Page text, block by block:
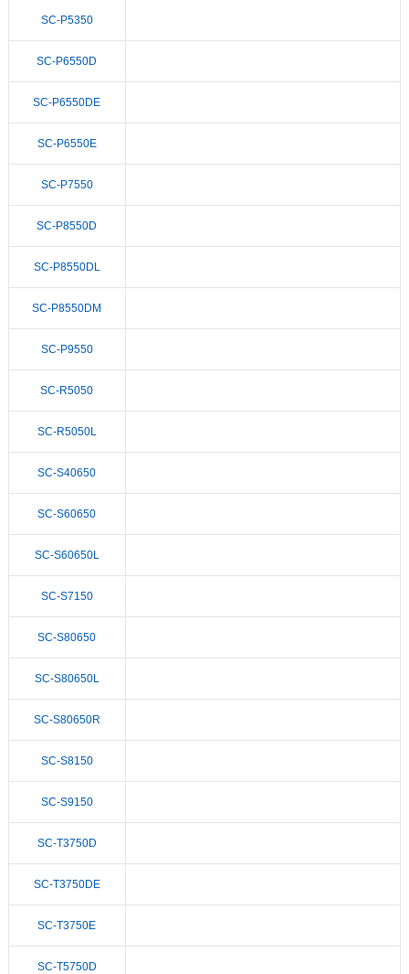
SC-P5350
SC-P6550D
SC-P6550DE
SC-P6550E
SC-P7550
SC-P8550D
SC-P8550DL
SC-P8550DM
SC-P9550
SC-R5050
SC-R5050L
SC-S40650
SC-S60650
SC-S60650L
SC-S7150
SC-S80650
SC-S80650L
SC-S80650R
SC-S8150
SC-S9150
SC-T3750D
SC-T3750DE
SC-T3750E
SC-T5750D